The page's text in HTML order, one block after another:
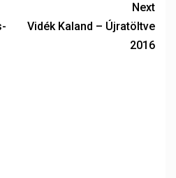
Next
Vidék Kaland – Újratöltve
2016